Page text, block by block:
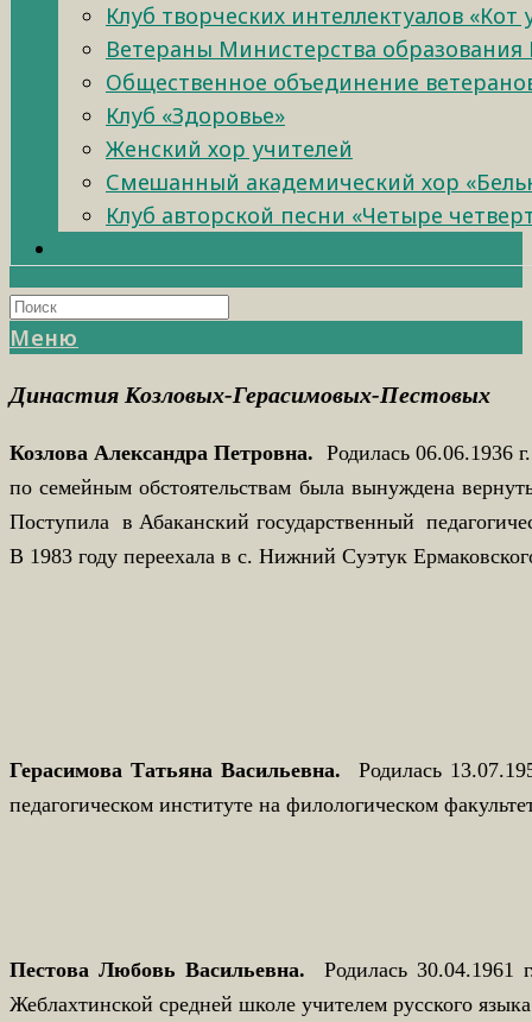
Клуб творческих интеллектуалов «Кот
Ветераны Министерства образования
Общественное объединение
Клуб «Здоровье»
Женский хор учителей
Смешанный академический хор
Клуб авторской песни «Четыре
Меню
Династия Козловых-Герасимовых-Пестовых
Козлова Александра Петровна. Родилась 06.06.1936
по семейным обстоятельствам была вынуждена
Поступила в Абаканский государственный
В 1983 году переехала в с. Нижний Суэтук
Герасимова Татьяна Васильевна.
Родилась
педагогическом институте на филологическом
Пестова Любовь Васильевна. Родилась 30.04.1961
Жеблахтинской средней школе учителем русского